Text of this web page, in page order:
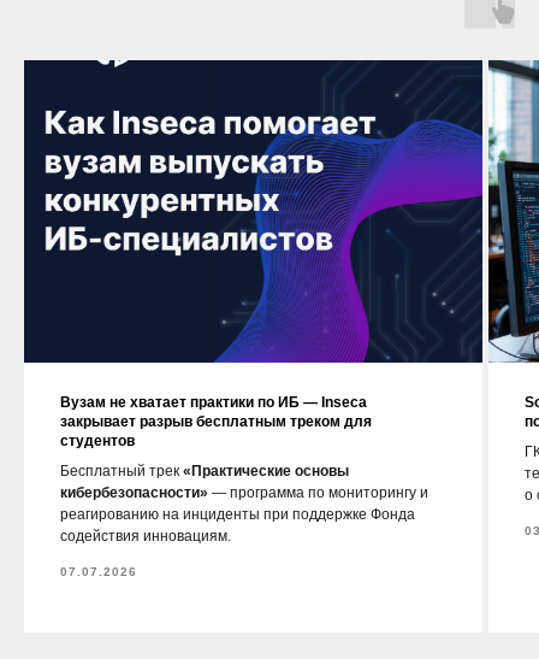
Вузам не хватает практики по ИБ — Inseca
закрывает разрыв бесплатным треком для
студентов
Бесплатный трек «Практические основы
кибербезопасности» — программа по мониторингу и
реагированию на инциденты при поддержке Фонда
содействия инновациям.
07.07.2026
о